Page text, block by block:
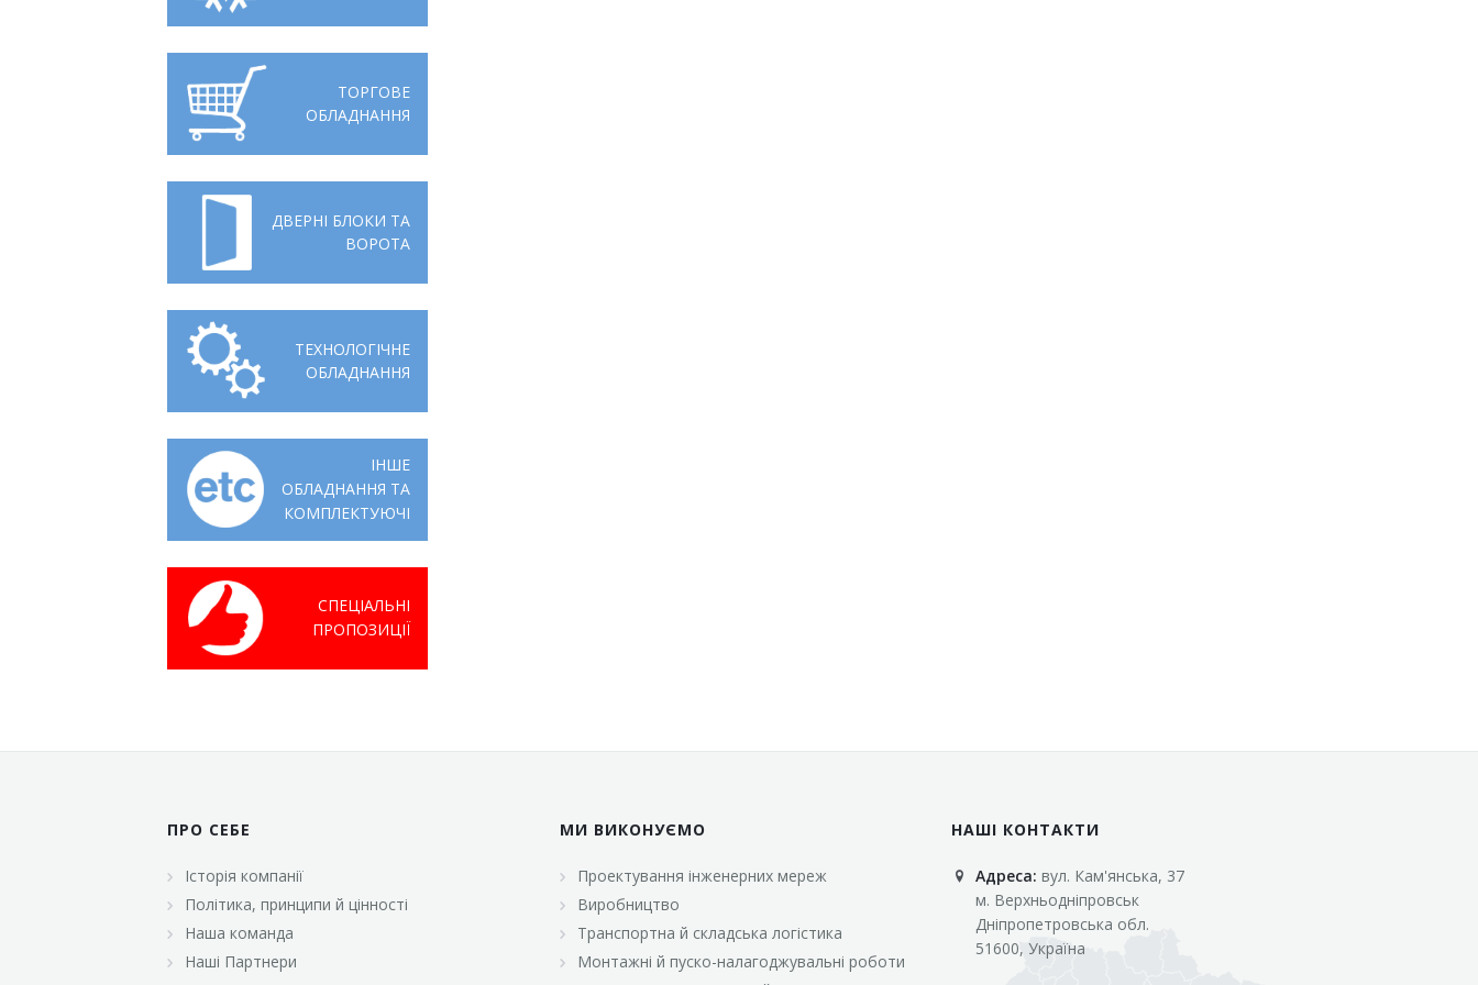
Ліцензії, сертифікати, дипломи
Відео
Вакансії
Сервіс
Модернізація
ТОРГОВЕ
ОБЛАДНАННЯ
ДВЕРНІ БЛОКИ ТА
ВОРОТА
ТЕХНОЛОГІЧНЕ
ОБЛАДНАННЯ
ІНШЕ
ОБЛАДНАННЯ ТА
КОМПЛЕКТУЮЧІ
СПЕЦІАЛЬНІ
ПРОПОЗИЦІЇ
ПРО СЕБЕ
Історія компанії
Політика, принципи й цінності
Наша команда
Наші Партнери
МИ ВИКОНУЄМО
Проектування інженерних мереж
Виробництво
Транспортна й складська логістика
Монтажні й пуско-налагоджувальні роботи
НАШІ КОНТАКТИ
Адреса: вул. Кам'янська, 37
м. Верхньодніпровськ
Дніпропетровська обл.
51600, Україна